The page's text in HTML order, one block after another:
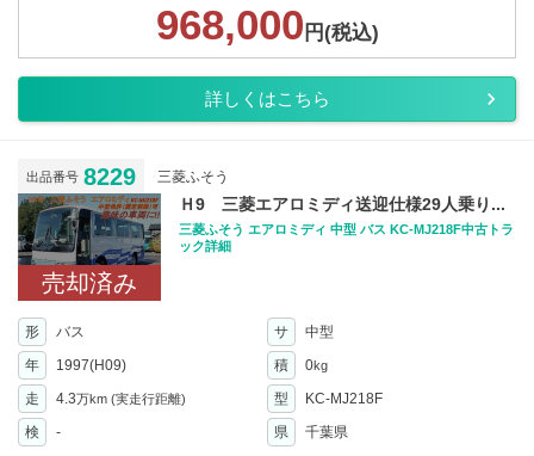
968,000 円(税込)
詳しくはこちら
出品番号 8229 三菱ふそう
売却済み
Ｈ9 三菱エアロミディ送迎仕様29人乗り...
三菱ふそう エアロミディ 中型 バス KC-MJ218F中古トラ
ック詳細
形 バス サ
中型
年
1997(H09) 積 0kg
走 4.3万km (実走行距離) 型
KC-MJ218F
検
- 県 千葉県